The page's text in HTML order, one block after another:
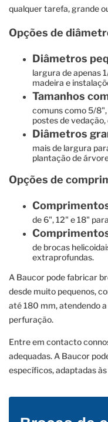
qualquer tarefa, grande
Opções de
Diâmetros
largura de apenas
madeira e
Tamanhos
comuns como 5/
postes de
Diâmetros
mais de largura
plantação de
Opções de
de 6", 12" e 18"
de brocas
extraprofundas.
A Baucor pode fabricar
desde muito pequenos,
até 180 mm, atendendo
perfuração.
Entre em contacto
adequadas. A Baucor
específicos, adaptadas